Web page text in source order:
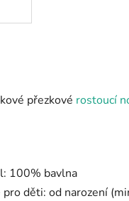
přezkové rostoucí
100% bavlna
pro děti: od narození